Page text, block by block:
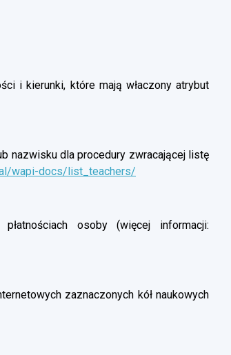
i kierunki, które mają właczony atrybut
nazwisku dla procedury zwracającej listę
wapi-docs/list_teachers/
osoby (więcej informacji:
zaznaczonych kół naukowych